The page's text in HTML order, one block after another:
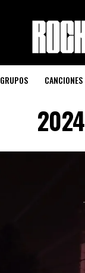
GRUPOS CANCIONES